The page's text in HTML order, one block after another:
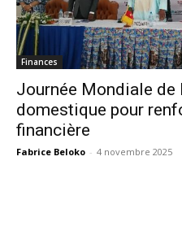
Finances
Journée Mondiale de
domestique pour
financière
Fabrice Beloko - 4 novembre 2025